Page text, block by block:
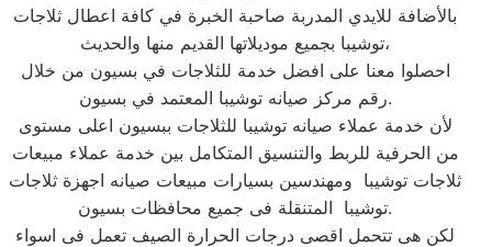
بالأضافة للايدي المدربة صاحبة الخبرة في كافة اعطال ثلاجات
توشيبا بجميع موديلاتها القديم منها والحديث،
احصلوا معنا على افضل خدمة للثلاجات في بسيون من خلال
رقم مركز صيانه توشيبا المعتمد في بسيون.
لأن خدمة عملاء صيانه توشيبا للثلاجات ببسيون اعلى مستوى
من الحرفية للربط والتنسيق المتكامل بين خدمة عملاء مبيعات
ثلاجات توشيبا ومهندسين بسيارات مبيعات صيانه اجهزة ثلاجات
توشيبا المتنقلة فى جميع محافظات بسيون.
لكن هى تتحمل اقصى درجات الحرارة الصيف تعمل فى اسواء